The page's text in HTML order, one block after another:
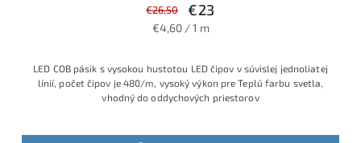
€26,50 €23
€4,60 / 1 m
LED COB pásik s vysokou hustotou LED čipov v súvislej jednoliatej
línií, počet čipov je 480/m, vysoký výkon pre Teplú farbu svetla,
vhodný do oddychových priestorov